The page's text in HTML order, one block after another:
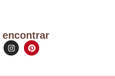
encontrar